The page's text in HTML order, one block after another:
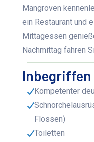
Mangroven
ein Restaurant und
Mittagessen
Nachmittag fahren
Inbegriffen
Kompetenter
Flossen)
Toiletten